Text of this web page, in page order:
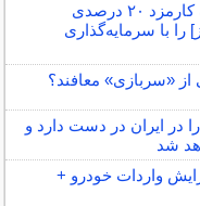
ترامپ: تصمیم گرفته‌ام که کارمزد ۲۰ درصدی
را با سرمایه‌گذاری
از «سربازی» معافند؟
در ایران در دست دارد و
شد
واردات خودرو +